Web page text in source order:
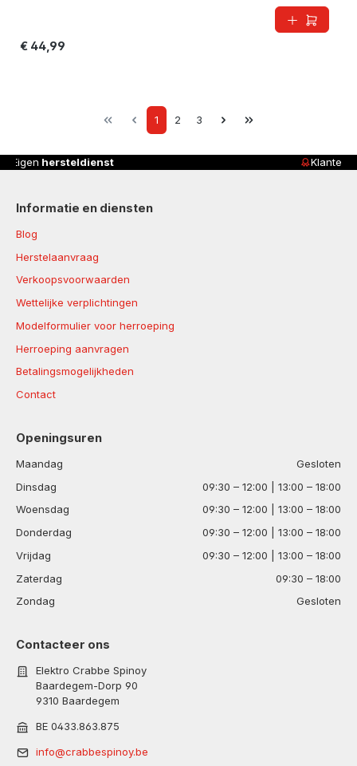
€ 44,99
Page
1 Page
2 Page
3
Klanten beoordelen ons met
Informatie en diensten
Blog
Herstelaanvraag
Verkoopsvoorwaarden
Wettelijke verplichtingen
Modelformulier voor herroeping
Herroeping aanvragen
Betalingsmogelijkheden
Contact
Openingsuren
Maandag
Gesloten
Dinsdag
09:30 – 12:00 | 13:00 – 18:00
Woensdag
09:30 – 12:00 | 13:00 – 18:00
Donderdag
09:30 – 12:00 | 13:00 – 18:00
Vrijdag
09:30 – 12:00 | 13:00 – 18:00
Zaterdag
09:30 – 18:00
Zondag
Gesloten
Contacteer ons
Elektro Crabbe Spinoy
Baardegem-Dorp 90
9310 Baardegem
BE 0433.863.875
info@crabbespinoy.be